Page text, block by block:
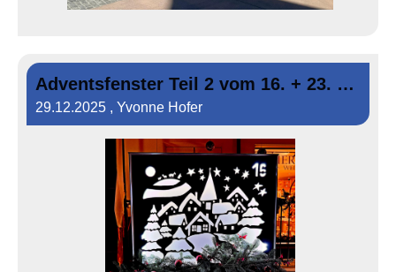
Adventsfenster Teil 2 vom 16. + 23. Dezember 2025
29.12.2025 , Yvonne Hofer